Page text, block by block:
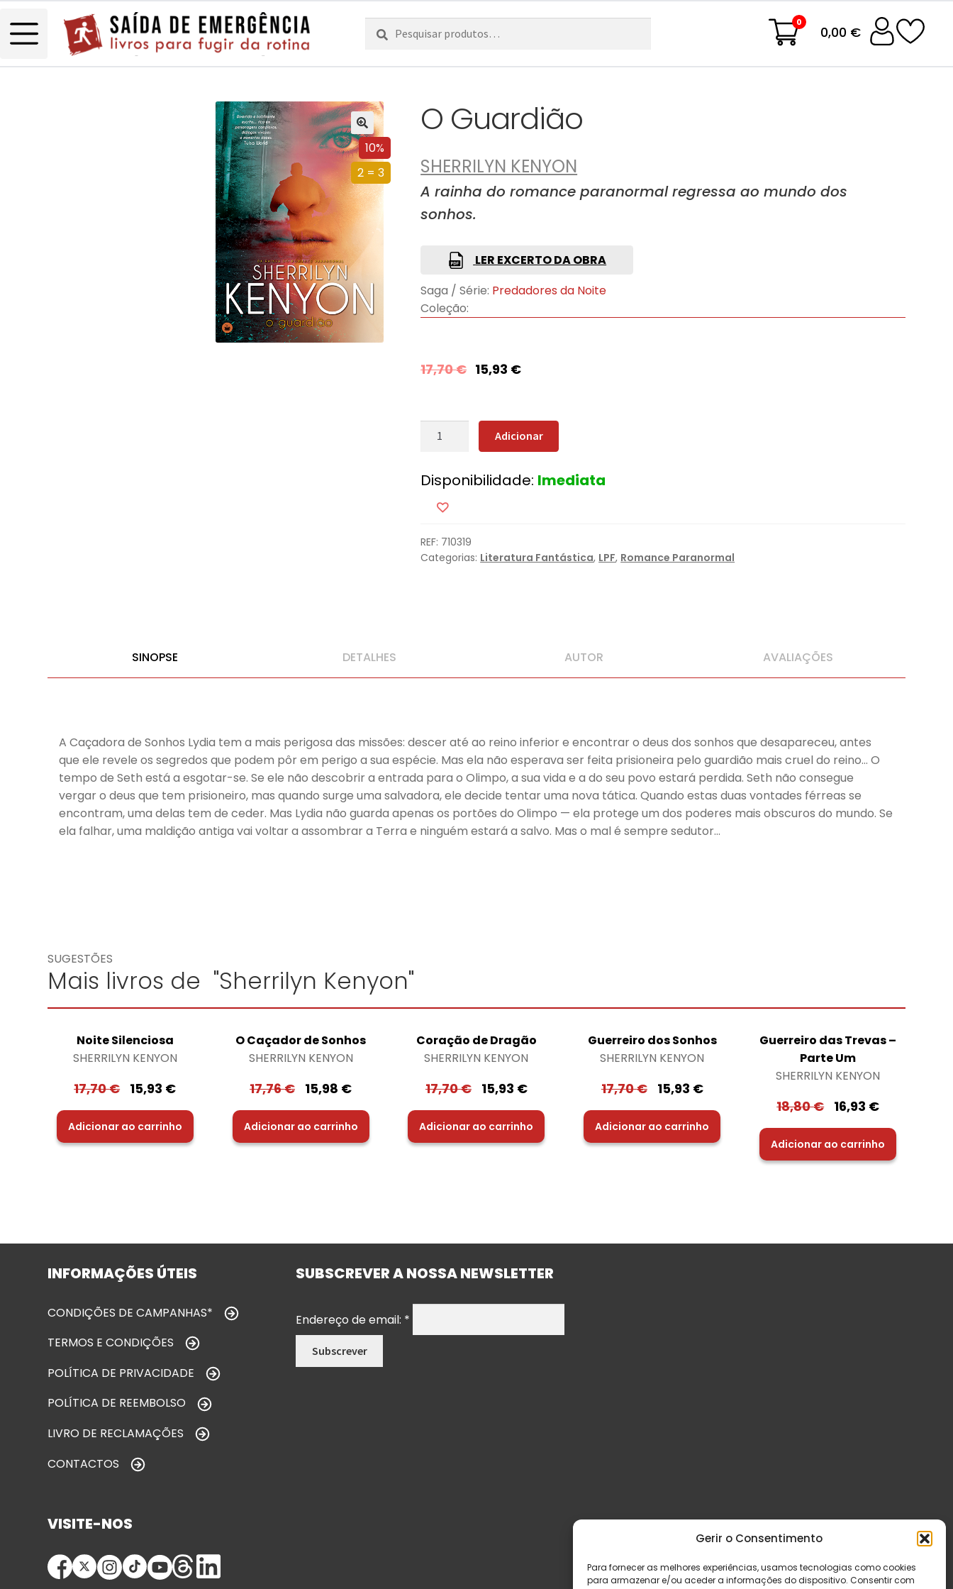
Gerir o Consentimento
Para fornecer as melhores experiências, usamos tecnologias como cookies
para armazenar e/ou aceder a informações do dispositivo. Consentir com
Pesquisar
por:
Pesquisa 0
0,00 €
10%
2 = 3
O Guardião
SHERRILYN KENYON
A rainha do romance paranormal regressa ao mundo dos
sonhos.
LER EXCERTO DA OBRA
Saga / Série: Predadores da Noite
Coleção:
17,70€ 15,93 €
Quantidade
Guardião
Adicionar
Disponibilidade: Imediata
REF: 710319
Categorias: Literatura Fantástica, LPF, Romance Paranormal
SINOPSE DETALHES AUTOR AVALIAÇÕES
A Caçadora de Sonhos Lydia tem a mais perigosa das missões: descer até ao reino inferior e encontrar o deus dos sonhos que desapareceu, antes
que ele revele os segredos que podem pôr em perigo a sua espécie. Mas ela não esperava ser feita prisioneira pelo guardião mais cruel do reino… O
tempo de Seth está a esgotar-se. Se ele não descobrir a entrada para o Olimpo, a sua vida e a do seu povo estará perdida. Seth não consegue
vergar o deus que tem prisioneiro, mas quando surge uma salvadora, ele decide tentar uma nova tática. Quando estas duas vontades férreas se
encontram, uma delas tem de ceder. Mas Lydia não guarda apenas os portões do Olimpo — ela protege um dos poderes mais obscuros do mundo. Se
ela falhar, uma maldição antiga vai voltar a assombrar a Terra e ninguém estará a salvo. Mas o mal é sempre sedutor…
SUGESTÕES
Mais livros de "Sherrilyn Kenyon"
Noite Silenciosa
SHERRILYN KENYON
17,70€ 15,93 €
Adicionar ao carrinho
O Caçador de Sonhos
SHERRILYN KENYON
17,76€ 15,98 €
Adicionar ao carrinho
Coração de Dragão
SHERRILYN KENYON
17,70€ 15,93 €
Adicionar ao carrinho
Guerreiro dos Sonhos
SHERRILYN KENYON
17,70€ 15,93 €
Adicionar ao carrinho
Guerreiro das Trevas –
Parte Um
SHERRILYN KENYON
18,80€ 16,93 €
Adicionar ao carrinho
INFORMAÇÕES ÚTEIS
CONDIÇÕES DE CAMPANHAS*
TERMOS E CONDIÇÕES
POLÍTICA DE PRIVACIDADE
POLÍTICA DE REEMBOLSO
LIVRO DE RECLAMAÇÕES
CONTACTOS
SUBSCREVER A NOSSA NEWSLETTER
Endereço de email: *
VISITE-NOS